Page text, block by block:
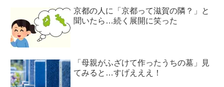
京都の人に「京都って滋賀の隣？」と
聞いたら…続く展開に笑った
「母親がふざけて作ったうちの墓」見
てみると…すげえええ！